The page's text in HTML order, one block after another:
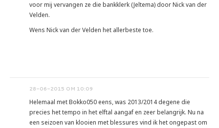
voor mij vervangen ze die bankklerk (Jeltema) door Nick van der
Velden.
Wens Nick van der Velden het allerbeste toe.
28-06-2015 OM 10:09
Helemaal met Bokko050 eens, was 2013/2014 degene die
precies het tempo in het elftal aangaf en zeer belangrijk. Nu na
een seizoen van klooien met blessures vind ik het ongepast om